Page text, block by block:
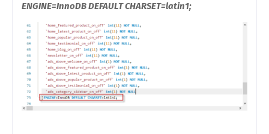
ENGINE=InnoDB DEFAULT CHARSET=latin1;